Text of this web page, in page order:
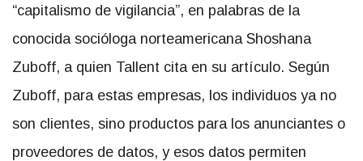
“capitalismo de vigilancia”, en palabras de la
conocida socióloga norteamericana Shoshana
Zuboff, a quien Tallent cita en su artículo. Según
Zuboff, para estas empresas, los individuos ya no
son clientes, sino productos para los anunciantes o
proveedores de datos, y esos datos permiten